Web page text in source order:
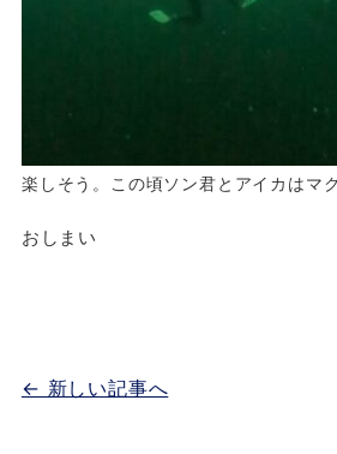
楽しそう。この頃ソン君とアイカはマ
おしまい
← 新しい記事へ